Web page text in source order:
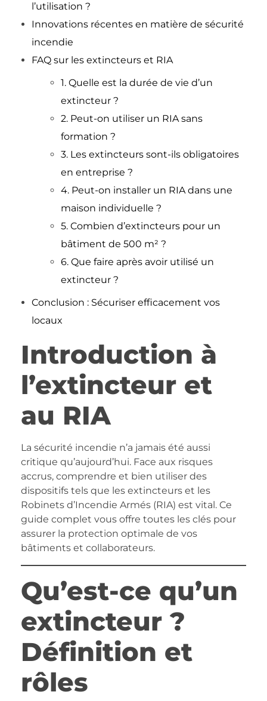
l’utilisation ?
Innovations récentes en matière de sécurité
incendie
FAQ sur les extincteurs et RIA
1. Quelle est la durée de vie d’un
extincteur ?
2. Peut-on utiliser un RIA sans
formation ?
3. Les extincteurs sont-ils obligatoires
en entreprise ?
4. Peut-on installer un RIA dans une
maison individuelle ?
5. Combien d’extincteurs pour un
bâtiment de 500 m² ?
6. Que faire après avoir utilisé un
extincteur ?
Conclusion : Sécuriser efficacement vos
locaux
Introduction à
l’extincteur et
au RIA
La sécurité incendie n’a jamais été aussi
critique qu’aujourd’hui. Face aux risques
accrus, comprendre et bien utiliser des
dispositifs tels que les extincteurs et les
Robinets d’Incendie Armés (RIA) est vital. Ce
guide complet vous offre toutes les clés pour
assurer la protection optimale de vos
bâtiments et collaborateurs.
Qu’est-ce qu’un
extincteur ?
Définition et
rôles